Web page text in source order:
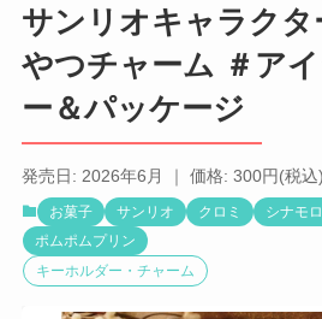
サンリオキャラクタ
やつチャーム ＃ア
ー＆パッケージ
発売日: 2026年6月 ｜ 価格: 300円(税込)
お菓子 サンリオ クロミ シナモ
ポムポムプリン
キーホルダー・チャーム